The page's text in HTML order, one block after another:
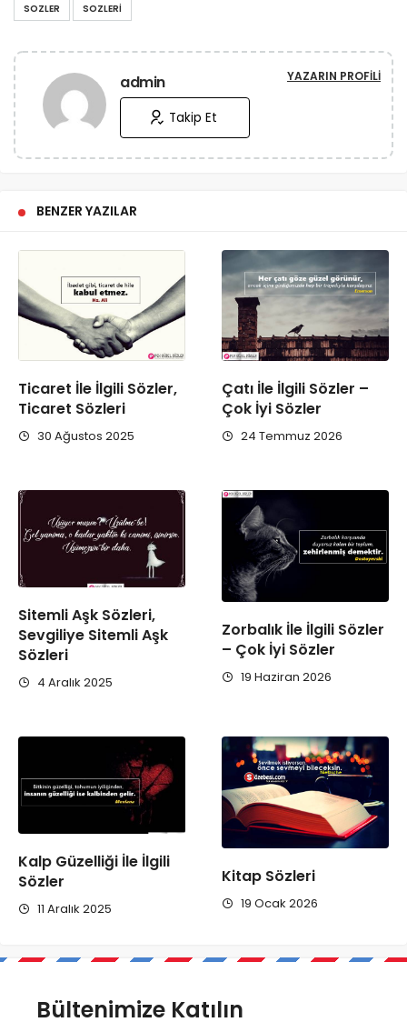
SOZLER
SOZLERI
admin YAZARIN PROFILI
Takip Et
BENZER YAZILAR
Ticaret İle İlgili Sözler,
Ticaret Sözleri
30 Ağustos 2025
Çatı İle İlgili Sözler –
Çok İyi Sözler
24 Temmuz 2026
Sitemli Aşk Sözleri,
Sevgiliye Sitemli Aşk
Sözleri
4 Aralık 2025
Zorbalık İle İlgili Sözler
– Çok İyi Sözler
19 Haziran 2026
Kalp Güzelliği İle İlgili
Sözler
11 Aralık 2025
Kitap Sözleri
19 Ocak 2026
Bültenimize Katılın